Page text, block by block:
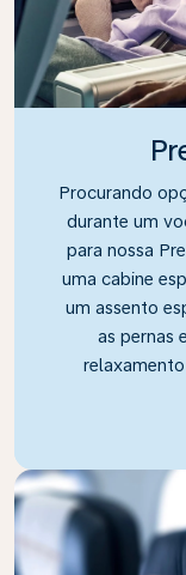
Procurando
durante um
para nossa
uma cabine
um assento
as pernas